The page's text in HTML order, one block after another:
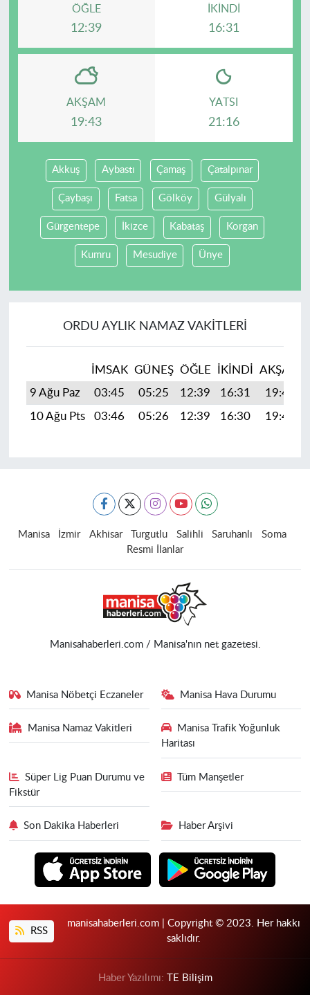
ÖĞLE
12:39
İKINDI
16:31
AKŞAM
19:43
YATSI
21:16
Akkuş Aybastı Çamaş Çatalpınar
Çaybaşı Fatsa Gölköy Gülyalı
Gürgentepe İkizce Kabataş Korgan
Kumru Mesudiye Ünye
ORDU AYLIK NAMAZ VAKITLERI
İMSAK GÜNEŞ ÖĞLE İKINDI AKŞAM
9 Ağu Paz
03:45 05:25 12:39 16:31 19:43
10 Ağu Pts
03:46 05:26 12:39 16:30 19:42
Manisa İzmir Akhisar Turgutlu Salihli Saruhanlı
Soma
Resmi İlanlar
Manisahaberleri.com / Manisa'nın net gazetesi.
Manisa Nöbetçi Eczaneler Manisa Hava Durumu
Manisa Namaz Vakitleri
Manisa Trafik Yoğunluk
Haritası
Süper Lig Puan Durumu ve
Fikstür
Tüm Manşetler
Son Dakika Haberleri Haber Arşivi
RSS
manisahaberleri.com | Copyright © 2023. Her hakkı
saklıdır.
Haber Yazılımı: TE Bilişim